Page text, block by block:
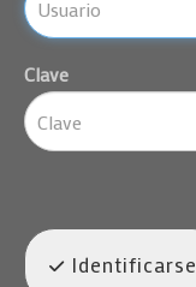
Clave
Identificarse